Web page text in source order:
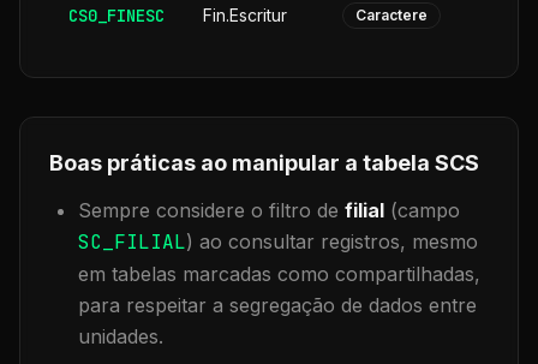
CS0_FINESC Fin.Escritur Caractere
Boas práticas ao manipular a tabela SCS
Sempre considere o filtro de filial (campo
SC_FILIAL) ao consultar registros, mesmo
em tabelas marcadas como compartilhadas,
para respeitar a segregação de dados entre
unidades.